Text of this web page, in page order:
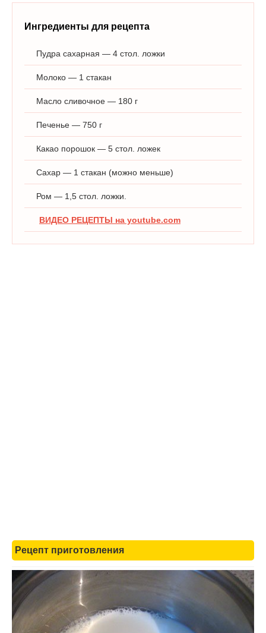
Ингредиенты для рецепта
Пудра сахарная — 4 стол. ложки
Молоко — 1 стакан
Масло сливочное — 180 г
Печенье — 750 г
Какао порошок — 5 стол. ложек
Сахар — 1 стакан (можно меньше)
Ром — 1,5 стол. ложки.
ВИДЕО РЕЦЕПТЫ на youtube.com
Рецепт приготовления